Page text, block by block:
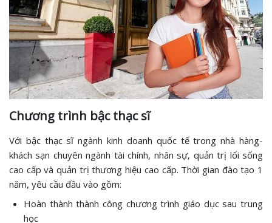
Chương trình bậc thạc sĩ
Với bậc thạc sĩ ngành kinh doanh quốc tế trong nhà hàng-
khách sạn chuyên ngành tài chính, nhân sự, quản trị lối sống
cao cấp và quản trị thương hiệu cao cấp. Thời gian đào tạo 1
năm, yêu cầu đầu vào gồm:
Hoàn thành thành công chương trình giáo dục sau trung
học